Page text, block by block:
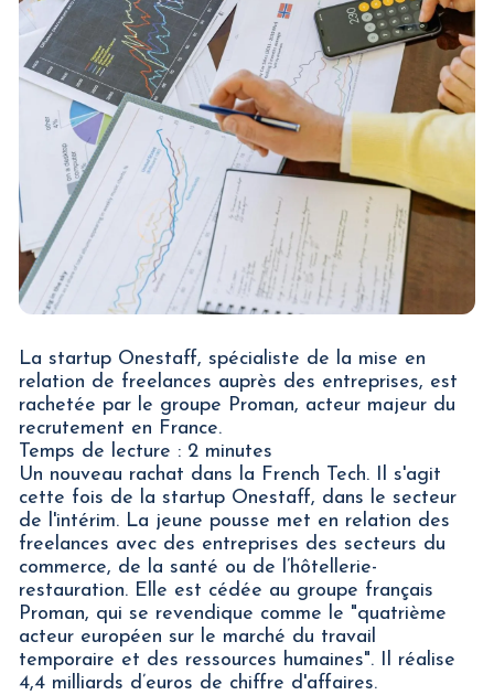
La startup Onestaff, spécialiste de la mise en
relation de freelances auprès des entreprises, est
rachetée par le groupe Proman, acteur majeur du
recrutement en France.
Temps de lecture : 2 minutes
Un nouveau rachat dans la French Tech. Il s'agit
cette fois de la startup Onestaff, dans le secteur
de l'intérim. La jeune pousse met en relation des
freelances avec des entreprises des secteurs du
commerce, de la santé ou de l’hôtellerie-
restauration. Elle est cédée au groupe français
Proman, qui se revendique comme le "quatrième
acteur européen sur le marché du travail
temporaire et des ressources humaines". Il réalise
4,4 milliards d’euros de chiffre d'affaires.